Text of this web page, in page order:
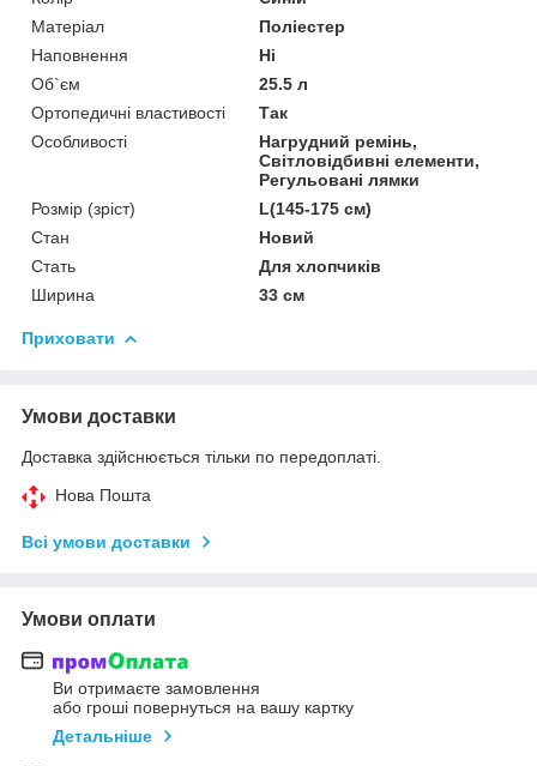
Матеріал
Поліестер
Наповнення
Ні
Об`єм
25.5 л
Ортопедичні властивості
Так
Особливості
Нагрудний ремінь,
Світловідбивні елементи,
Регульовані лямки
Розмір (зріст)
L(145-175 см)
Стан
Новий
Стать
Для хлопчиків
Ширина
33 см
Приховати
Умови доставки
Доставка здійснюється тільки по передоплаті.
Нова Пошта
Всі умови доставки
Умови оплати
Ви отримаєте замовлення
або гроші повернуться на вашу картку
Детальніше